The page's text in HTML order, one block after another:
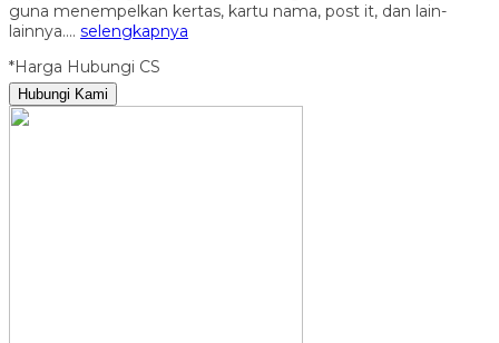
guna menempelkan kertas, kartu nama, post it, dan lain-
lainnya…. selengkapnya
*Harga Hubungi CS
Hubungi Kami